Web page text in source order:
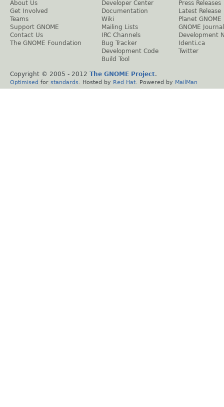
About Us
Get Involved
Teams
Support GNOME
Contact Us
The GNOME Foundation
Developer Center
Documentation
Wiki
Mailing Lists
IRC Channels
Bug Tracker
Development Code
Build Tool
Press Releases
Latest Release
Planet GNOME
GNOME Journal
Development
Identi.ca
Twitter
Copyright © 2005 - 2012 The GNOME Project.
Optimised for standards . Hosted by Red Hat . Powered by MailMan